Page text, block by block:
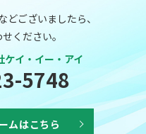
ございましたら、
ください。
ケイ・イー・アイ
5748
ムはこちら